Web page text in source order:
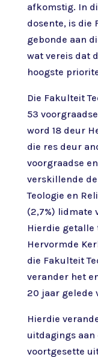
afkomstig. In
dosente, is die
gebonde aan
wat vereis dat
hoogste
Die Fakulteit
53
word 18 deur
die res deur
voorgraadse
verskillende
Teologie en
(2,7%) lidmate
Hierdie getalle
Hervormde
die Fakulteit
verander het
20 jaar gelede
Hierdie
uitdagings aan
voortgesette